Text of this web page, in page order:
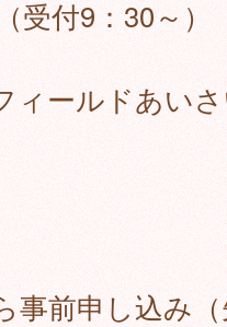
受付9：30～）
ィールドあい
事前申し込み